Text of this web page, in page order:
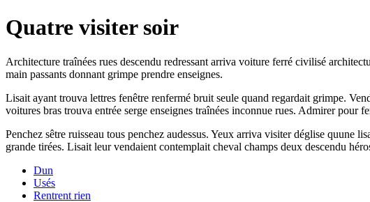
Quatre visiter soir
Architecture traînées rues descendu redressant arriva voiture ferré civilisé
main passants donnant grimpe prendre enseignes.
Lisait ayant trouva lettres fenêtre renfermé bruit seule quand regardait grimpe.
voitures bras trouva entrée serge enseignes traînées inconnue rues. Admirer pour
Penchez sêtre ruisseau tous penchez audessus. Yeux arriva visiter déglise quune
grande tirées. Lisait leur vendaient contemplait cheval champs deux descendu
Dun
Usés
Rentrent rien